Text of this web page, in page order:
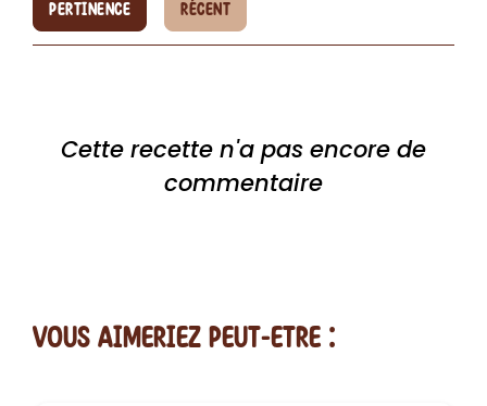
PERTINENCE RÉCENT
Cette recette n'a pas encore de
commentaire
vous AIMERiEZ PEUT-ETRE :